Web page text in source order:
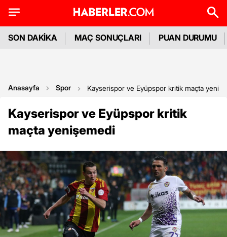
SON DAKİKA MAÇ SONUÇLARI PUAN DURUMU
Anasayfa Spor Kayserispor ve Eyüpspor kritik maçta
Kayserispor ve Eyüpspor kritik
maçta yenişemedi